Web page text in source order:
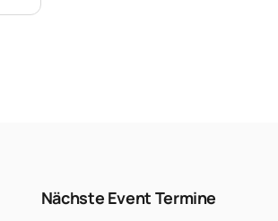
Nächste Event Termine